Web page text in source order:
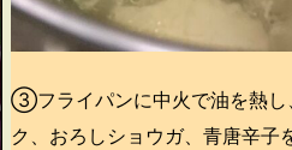
③フライパンに中火で油を熱し
ク、おろしショウガ、青唐辛子